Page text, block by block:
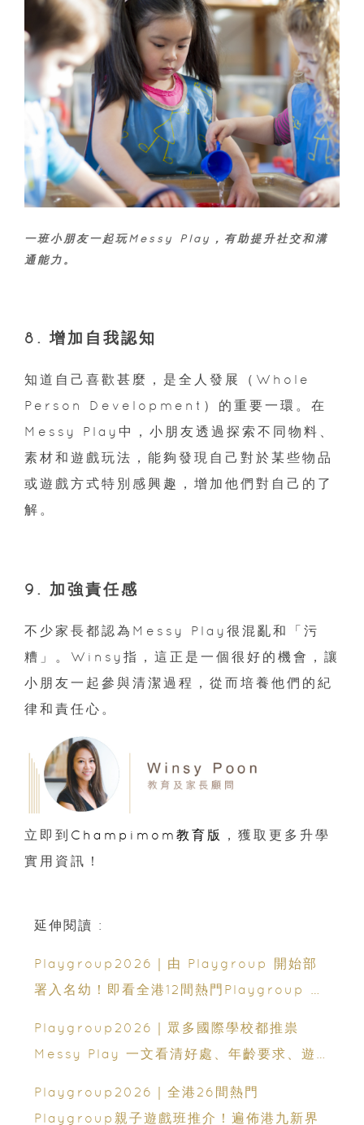
一班小朋友一起玩Messy Play，有助提升社交和溝
通能力。
8. 增加自我認知
知道自己喜歡甚麼，是全人發展（Whole
Person Development）的重要一環。在
Messy Play中，小朋友透過探索不同物料、
素材和遊戲玩法，能夠發現自己對於某些物品
或遊戲方式特別感興趣，增加他們對自己的了
解。
9. 加強責任感
不少家長都認為Messy Play很混亂和「污
糟」。Winsy指，這正是一個很好的機會，讓
小朋友一起參與清潔過程，從而培養他們的紀
律和責任心。
立即到 Champimom教育版
，獲取更多升學
實用資訊！
延伸閱讀 :
Playgroup2026｜由 Playgroup 開始部
署入名幼！即看全港12間熱門Playgroup 升
Playgroup2026｜眾多國際學校都推祟
Messy Play 一文看清好處、年齡要求、遊
Playgroup2026｜全港26間熱門
Playgroup親子遊戲班推介！遍佈港九新界